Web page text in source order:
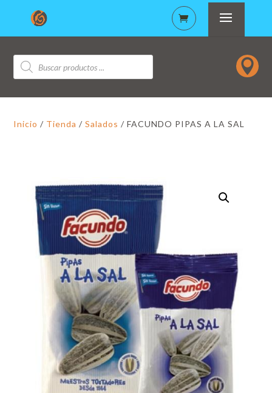
Búsqueda
de
productos

Inicio / Tienda /Salados / FACUNDO PIPAS A LA SAL